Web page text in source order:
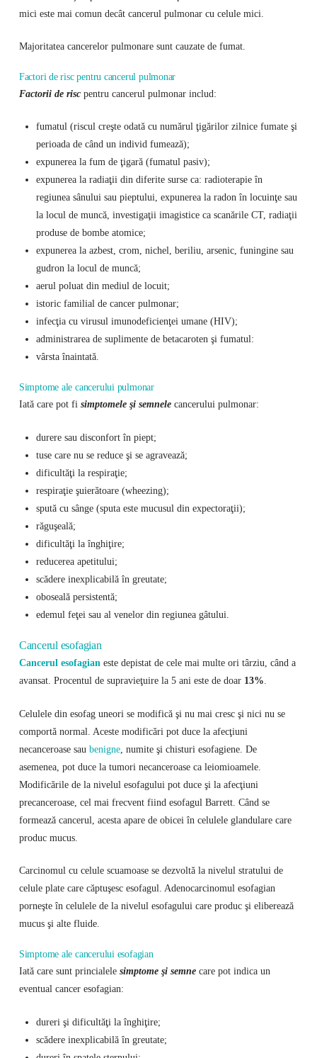
mici este mai comun decât cancerul pulmonar cu celule mici.
Majoritatea cancerelor pulmonare sunt cauzate de fumat.
Factori de risc pentru cancerul pulmonar
Factorii de riscpentru cancerul pulmonar includ:
fumatul (riscul creşte odată cu numărul ţigărilor zilnice fumate şi
perioada de când un individ fumează);
expunerea la fum de ţigară (fumatul pasiv);
expunerea la radiaţii din diferite surse ca: radioterapie în
regiunea sânului sau pieptului, expunerea la radon în locuinţe sau
la locul de muncă, investigaţii imagistice ca scanările CT, radiaţii
produse de bombe atomice;
expunerea la azbest, crom, nichel, beriliu, arsenic, funingine sau
gudron la locul de muncă;
aerul poluat din mediul de locuit;
istoric familial de cancer pulmonar;
infecţia cu virusul imunodeficienţei umane (HIV);
administrarea de suplimente de betacaroten şi fumatul:
vârsta înaintată.
Simptome ale cancerului pulmonar
Iată care pot fi simptomele şi semnelecancerului pulmonar:
durere sau disconfort în piept;
tuse care nu se reduce şi se agravează;
dificultăţi la respiraţie;
respiraţie şuierătoare (wheezing);
spută cu sânge (sputa este mucusul din expectoraţii);
răguşeală;
dificultăţi la înghiţire;
reducerea apetitului;
scădere inexplicabilă în greutate;
oboseală persistentă;
edemul feţei sau al venelor din regiunea gâtului.
Cancerul esofagian
Cancerul esofagianeste depistat de cele mai multe ori târziu, când a
avansat. Procentul de supravieţuire la 5 ani este de doar 13%.
Celulele din esofag uneori se modifică şi nu mai cresc şi nici nu se
comportă normal. Aceste modificări pot duce la afecţiuni
necanceroase sau benigne, numite şi chisturi esofagiene. De
asemenea, pot duce la tumori necanceroase ca leiomioamele.
Modificările de la nivelul esofagului pot duce şi la afecţiuni
precanceroase, cel mai frecvent fiind esofagul Barrett. Când se
formează cancerul, acesta apare de obicei în celulele glandulare care
produc mucus.
Carcinomul cu celule scuamoase se dezvoltă la nivelul stratului de
celule plate care căptuşesc esofagul. Adenocarcinomul esofagian
porneşte în celulele de la nivelul esofagului care produc şi eliberează
mucus şi alte fluide.
Simptome ale cancerului esofagian
Iată care sunt princialele simptome şi semne care pot indica un
eventual cancer esofagian:
dureri şi dificultăţi la înghiţire;
scădere inexplicabilă în greutate;